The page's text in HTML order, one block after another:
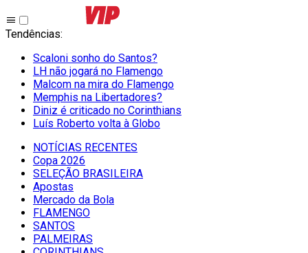
Tendências:
Scaloni sonho do Santos?
LH não jogará no Flamengo
Malcom na mira do Flamengo
Memphis na Libertadores?
Diniz é criticado no Corinthians
Luís Roberto volta à Globo
NOTÍCIAS RECENTES
Copa 2026
SELEÇÃO BRASILEIRA
Apostas
Mercado da Bola
FLAMENGO
SANTOS
PALMEIRAS